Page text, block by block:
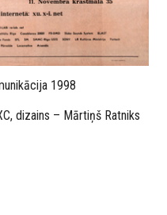
1998
dizains – Mārtiņš Ratniks